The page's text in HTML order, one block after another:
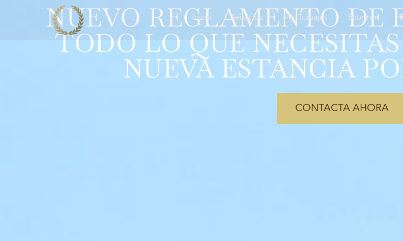
Inicio Servicios Mis Trabajos Sobre mi
NUEVO REGLAMENTO DE
TODO LO QUE
NUEVA ESTANCIA
CONTACTA AHORA